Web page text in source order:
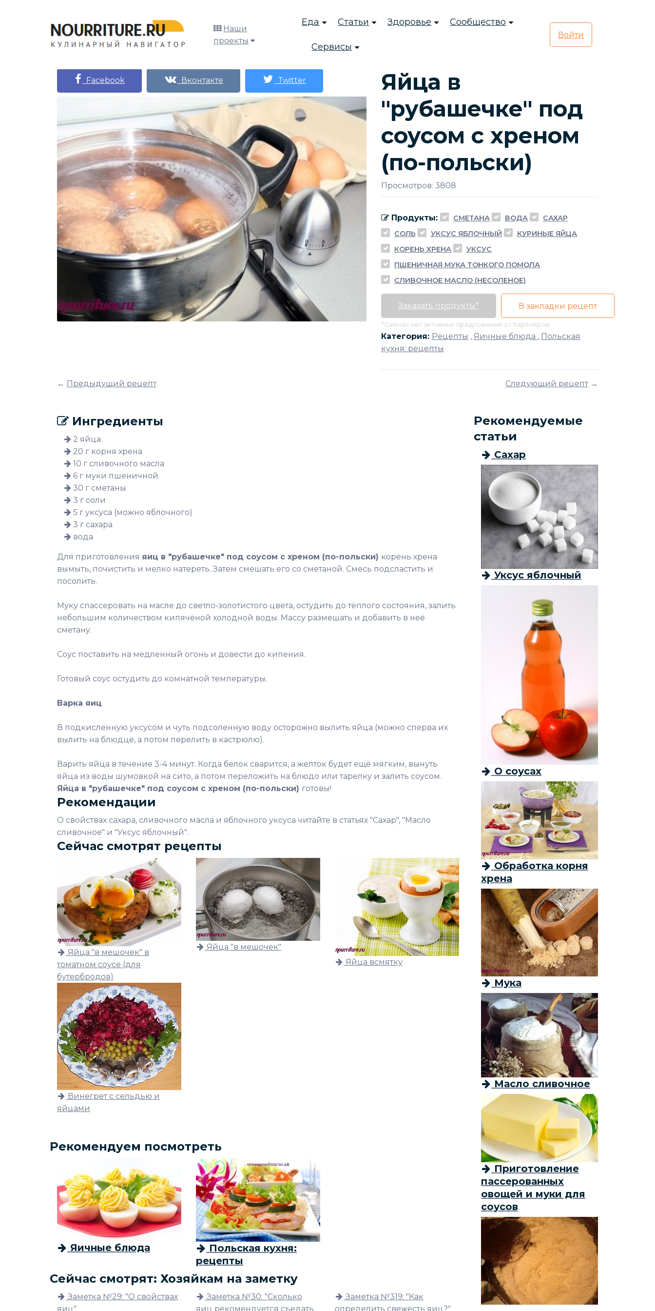
Наши
проекты
Еда Статьи Здоровье Сообщество
Сервисы
Войти
Facebook Вконтакте Twitter
Яйца в
"рубашечке" под
соусом с хреном
(по-польски)
Просмотров: 3808
Продукты: СМЕТАНА ВОДА
САХАР
СОЛЬ
УКСУС ЯБЛОЧНЫЙ
КУРИНЫЕ ЯЙЦА
КОРЕНЬ ХРЕНА
УКСУС
ПШЕНИЧНАЯ МУКА ТОНКОГО ПОМОЛА
СЛИВОЧНОЕ МАСЛО (НЕСОЛЕНОЕ)
Заказать продукты* В закладки рецепт
* Сейчас нет активных предложений от партнёров
Категория: Рецепты , Яичные блюда , Польская
кухня: рецепты
← Предыдущий рецепт Следующий рецепт→
Ингредиенты
2 яйца
20 г корня хрена
10 г сливочного масла
6 г муки пшеничной
30 г сметаны
3 г соли
5 г уксуса (можно яблочного)
3 г сахара
вода
Для приготовления яиц в "рубашечке" под соусом с хреном (по-польски) корень хрена
вымыть, почистить и мелко натереть. Затем смешать его со сметаной. Смесь подсластить и
посолить.
Муку спассеровать на масле до светло-золотистого цвета, остудить до тёплого состояния, залить
небольшим количеством кипячёной холодной воды. Массу размешать и добавить в неё
сметану.
Соус поставить на медленный огонь и довести до кипения.
Готовый соус остудить до комнатной температуры.
Варка яиц
В подкисленную уксусом и чуть подсоленную воду осторожно вылить яйца (можно сперва их
вылить на блюдце, а потом перелить в кастрюлю).
Варить яйца в течение 3-4 минут. Когда белок сварится, а желток будет ещё мягким, вынуть
яйца из воды шумовкой на сито, а потом переложить на блюдо или тарелку и залить соусом.
Яйца в "рубашечке" под соусом с хреном (по-польски) готовы!
Рекомендации
О свойствах сахара, сливочного масла и яблочного уксуса читайте в статьях "Сахар", "Масло
сливочное" и "Уксус яблочный".
Сейчас смотрят рецепты
Яйца "в мешочек" в
томатном соусе (для
бутербродов)
Яйца "в мешочек"
Яйца всмятку
Винегрет с сельдью и
яйцами
Рекомендуем посмотреть
Яичные блюда
Польская кухня:
рецепты
Сейчас смотрят: Хозяйкам на заметку
Заметка №29: "О свойствах
яиц"
Заметка №30: "Сколько
яиц рекомендуется съедать
Заметка №319: "Как
определить свежесть яиц?"
Рекомендуемые
статьи
Сахар
Уксус яблочный
О соусах
Обработка корня
хрена
Мука
Масло сливочное
Приготовление
пассерованных
овощей и муки для
соусов